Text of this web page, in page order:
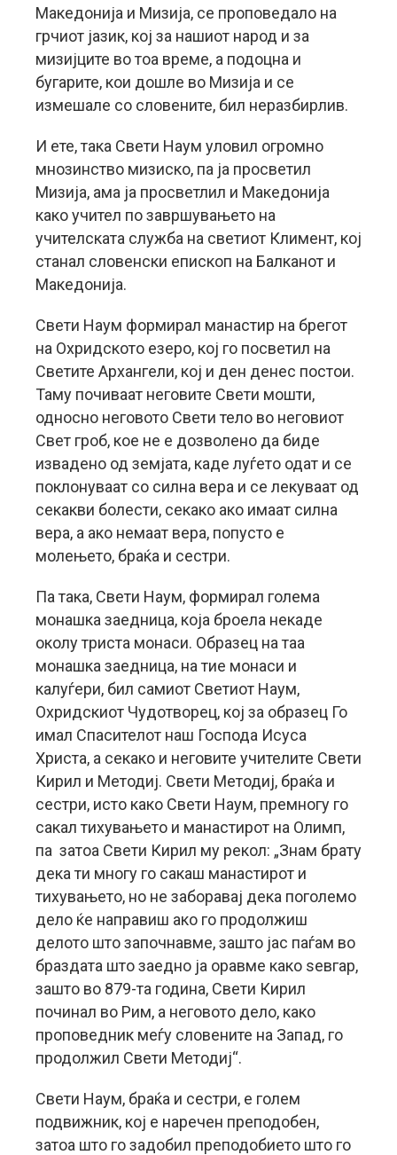
Македонија и Мизија, се проповедало на
грчиот јазик, кој за нашиот народ и за
мизијците во тоа време, а подоцна и
бугарите, кои дошле во Мизија и се
измешале со словените, бил неразбирлив.
И ете, така Свети Наум уловил огромно
мнозинство мизиско, па ја просветил
Мизија, ама ја просветлил и Македонија
како учител по завршувањето на
учителската служба на светиот Климент, кој
станал словенски епископ на Балканот и
Македонија.
Свети Наум формирал манастир на брегот
на Охридското езеро, кој го посветил на
Светите Архангели, кој и ден денес постои.
Таму почиваат неговите Свети мошти,
односно неговото Свети тело во неговиот
Свет гроб, кое не е дозволено да биде
извадено од земјата, каде луѓето одат и се
поклонуваат со силна вера и се лекуваат од
секакви болести, секако ако имаат силна
вера, а ако немаат вера, попусто е
молењето, браќа и сестри.
Па така, Свети Наум, формирал голема
монашка заедница, која броела некаде
околу триста монаси. Образец на таа
монашка заедница, на тие монаси и
калуѓери, бил самиот Светиот Наум,
Охридскиот Чудотворец, кој за образец Го
имал Спасителот наш Господа Исуса
Христа, а секако и неговите учителите Свети
Кирил и Методиј. Свети Методиј, браќа и
сестри, исто како Свети Наум, премногу го
сакал тихувањето и манастирот на Олимп,
па затоа Свети Кирил му рекол: „Знам брату
дека ти многу го сакаш манастирот и
тихувањето, но не заборавај дека поголемо
дело ќе направиш ако го продолжиш
делото што започнавме, зашто јас паѓам во
браздата што заедно ја оравме како ѕевгар,
зашто во 879-та година, Свети Кирил
починал во Рим, а неговото дело, како
проповедник меѓу словените на Запад, го
продолжил Свети Методиј“.
Свети Наум, браќа и сестри, е голем
подвижник, кој е наречен преподобен,
затоа што го задобил преподобието што го